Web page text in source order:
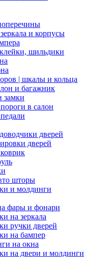
и корпусы
шильдики
| шкалы и кольца
и багажник
в салон
дверей
дверей
шторы
и молдинги
фары и фонари
на зеркала
ручки дверей
на бампер
на окна
на двери и молдинги